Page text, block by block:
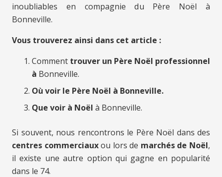
inoubliables en compagnie du Père Noël à
Bonneville.
Vous trouverez ainsi dans cet article :
Comment trouver un Père Noël professionnel
à Bonneville.
Où voir le Père Noël à Bonneville.
Que voir à Noël à Bonneville.
Si souvent, nous rencontrons le Père Noël dans des
centres commerciauxou lors de marchés de Noël,
il existe une autre option qui gagne en popularité
dans le 74.